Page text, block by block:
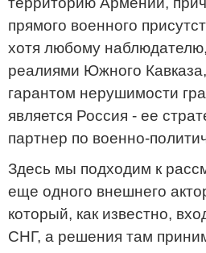
прямого военного
хотя любому
реалиями Южного
гарантом нерушимости
является Россия - ее
партнер по военно-
Здесь мы подходим к
еще одного внешнего
который, как известно,
СНГ, а решения там